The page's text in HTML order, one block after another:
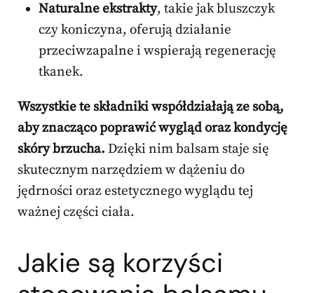
Naturalne ekstrakty, takie jak bluszczyk
czy koniczyna, oferują działanie
przeciwzapalne i wspierają regenerację
tkanek.
Wszystkie te składniki współdziałają ze sobą,
aby znacząco poprawić wygląd oraz kondycję
skóry brzucha. Dzięki nim balsam staje się
skutecznym narzędziem w dążeniu do
jędrności oraz estetycznego wyglądu tej
ważnej części ciała.
Jakie są korzyści